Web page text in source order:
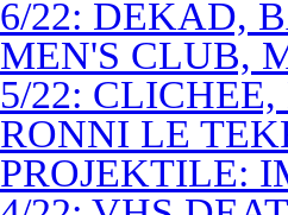
6/22: DEKAD,
MEN'S CLUB,
5/22:
RONNI LE
PROJEKTILE: